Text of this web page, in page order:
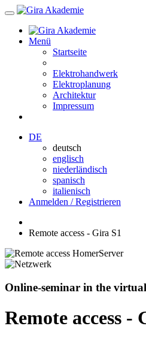
Menü
Startseite
Elektrohandwerk
Elektroplanung
Architektur
Impressum
DE
deutsch
englisch
niederländisch
spanisch
italienisch
Anmelden / Registrieren
Remote access - Gira S1
Online-seminar in the
Remote access -